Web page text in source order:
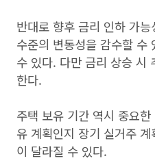
반대로 향후 금리 인하 가
수준의 변동성을 감수할 수
수 있다. 다만 금리 상승 시
한다.
주택 보유 기간 역시 중요
유 계획인지 장기 실거주
이 달라질 수 있다.